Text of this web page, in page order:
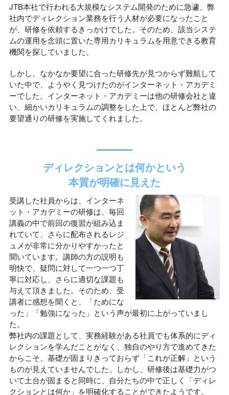
JTB本社で行われる大規模なシステム開発のために急遽、弊
社内でディレクション業務を行う人材が必要になったこと
が、研修を依頼するきっかけでした。そのため、該当システ
ムの運用を念頭に置いた専用カリキュラムを用意できる教育
機関を探していました。
しかし、なかなか要望に合った研修先が見つからず難航して
いた中で、ようやく見つけたのがインターネット・アカデミ
ーでした。インターネット・アカデミーは他の研修会社と違
い、細かいカリキュラムの調整をした上で、ほとんど弊社の
要望通りの研修を実施してくれました。
ディレクションとは何かという
本質が明確に見えた
受講した社員からは、インターネ
ット・アカデミーの研修は、毎回
講義の中で前回の復習が組み込ま
れていて、さらに配布されるレジ
ュメが非常に分かりやすかったと
聞いています。講師の方の説明も
明快で、疑問に対して一つ一つ丁
寧に対応し、さらに適切な課題も
与えて頂きました。そのため、受
講者に感想を聞くと、「ためにな
った」「勉強になった」という声が最初に上がっていまし
た。
弊社内の課題として、実務経験がある社員でも体系的にディ
レクションを学んだことがなく、独自のやり方で進めてきた
からこそ、基礎が固まりきっておらず「これが正解」という
ものが見えていませんでした。しかし、研修後は基礎力がつ
いて土台が固まると同時に、自分たちの中で正しく「ディレ
クションとは何か」を明確化することができたようです。